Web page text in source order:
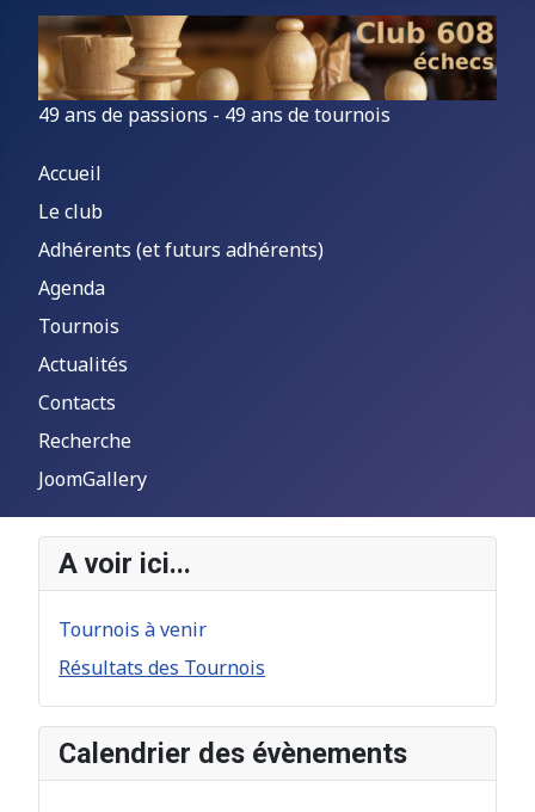
49 ans de passions - 49 ans de tournois
Accueil
Le club
Adhérents (et futurs adhérents)
Agenda
Tournois
Actualités
Contacts
Recherche
JoomGallery
A voir ici...
Tournois à venir
Résultats des Tournois
Calendrier des évènements